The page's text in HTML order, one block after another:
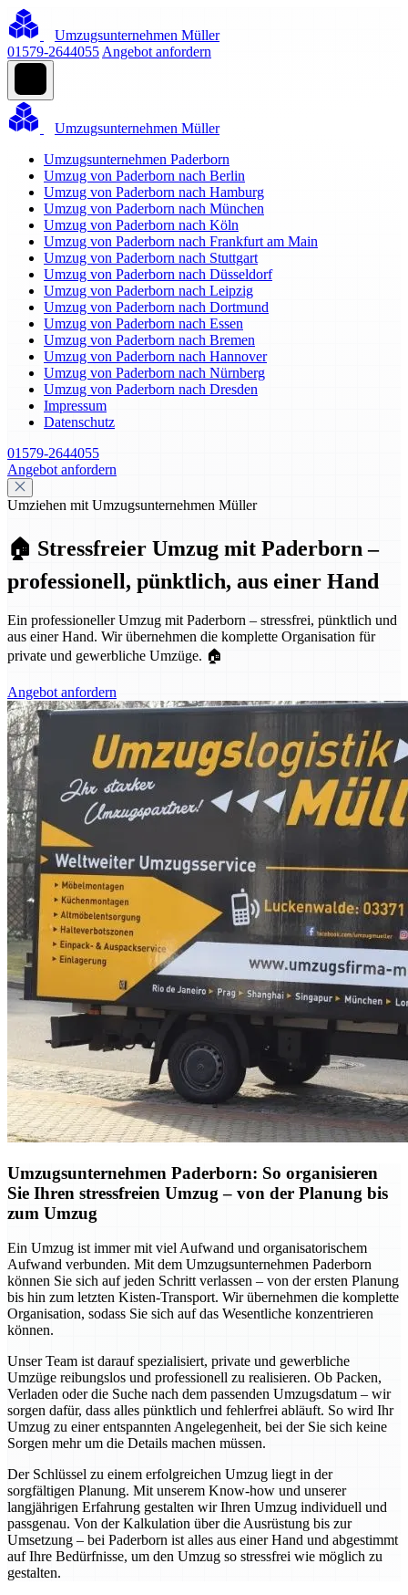
Umzugsunternehmen Müller
01579-2644055 Angebot anfordern
Umzugsunternehmen Müller
Umzugsunternehmen Paderborn
Umzug von Paderborn nach Berlin
Umzug von Paderborn nach Hamburg
Umzug von Paderborn nach München
Umzug von Paderborn nach Köln
Umzug von Paderborn nach Frankfurt am Main
Umzug von Paderborn nach Stuttgart
Umzug von Paderborn nach Düsseldorf
Umzug von Paderborn nach Leipzig
Umzug von Paderborn nach Dortmund
Umzug von Paderborn nach Essen
Umzug von Paderborn nach Bremen
Umzug von Paderborn nach Hannover
Umzug von Paderborn nach Nürnberg
Umzug von Paderborn nach Dresden
Impressum
Datenschutz
01579-2644055
Angebot anfordern
Umziehen mit Umzugsunternehmen Müller
🏠 Stressfreier Umzug mit Paderborn –
professionell, pünktlich, aus einer Hand
Ein professioneller Umzug mit Paderborn – stressfrei, pünktlich und
aus einer Hand. Wir übernehmen die komplette Organisation für
private und gewerbliche Umzüge. 🏠
Angebot anfordern
Umzugsunternehmen Paderborn: So organisieren
Sie Ihren stressfreien Umzug – von der Planung bis
zum Umzug
Ein Umzug ist immer mit viel Aufwand und organisatorischem
Aufwand verbunden. Mit dem Umzugsunternehmen Paderborn
können Sie sich auf jeden Schritt verlassen – von der ersten Planung
bis hin zum letzten Kisten-Transport. Wir übernehmen die komplette
Organisation, sodass Sie sich auf das Wesentliche konzentrieren
können.
Unser Team ist darauf spezialisiert, private und gewerbliche
Umzüge reibungslos und professionell zu realisieren. Ob Packen,
Verladen oder die Suche nach dem passenden Umzugsdatum – wir
sorgen dafür, dass alles pünktlich und fehlerfrei abläuft. So wird Ihr
Umzug zu einer entspannten Angelegenheit, bei der Sie sich keine
Sorgen mehr um die Details machen müssen.
Der Schlüssel zu einem erfolgreichen Umzug liegt in der
sorgfältigen Planung. Mit unserem Know-how und unserer
langjährigen Erfahrung gestalten wir Ihren Umzug individuell und
passgenau. Von der Kalkulation über die Ausrüstung bis zur
Umsetzung – bei Paderborn ist alles aus einer Hand und abgestimmt
auf Ihre Bedürfnisse, um den Umzug so stressfrei wie möglich zu
gestalten.